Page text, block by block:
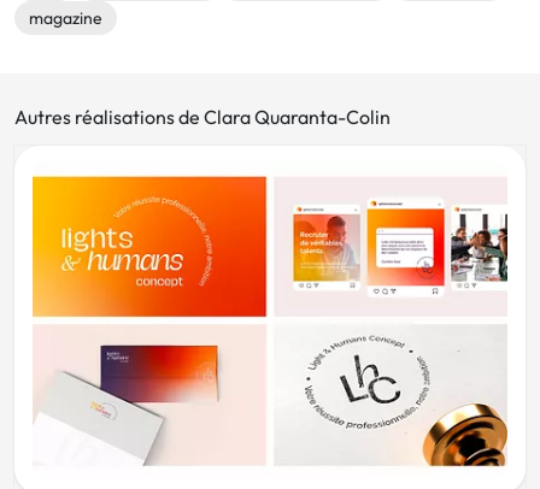
magazine
Autres réalisations de Clara Quaranta-Colin